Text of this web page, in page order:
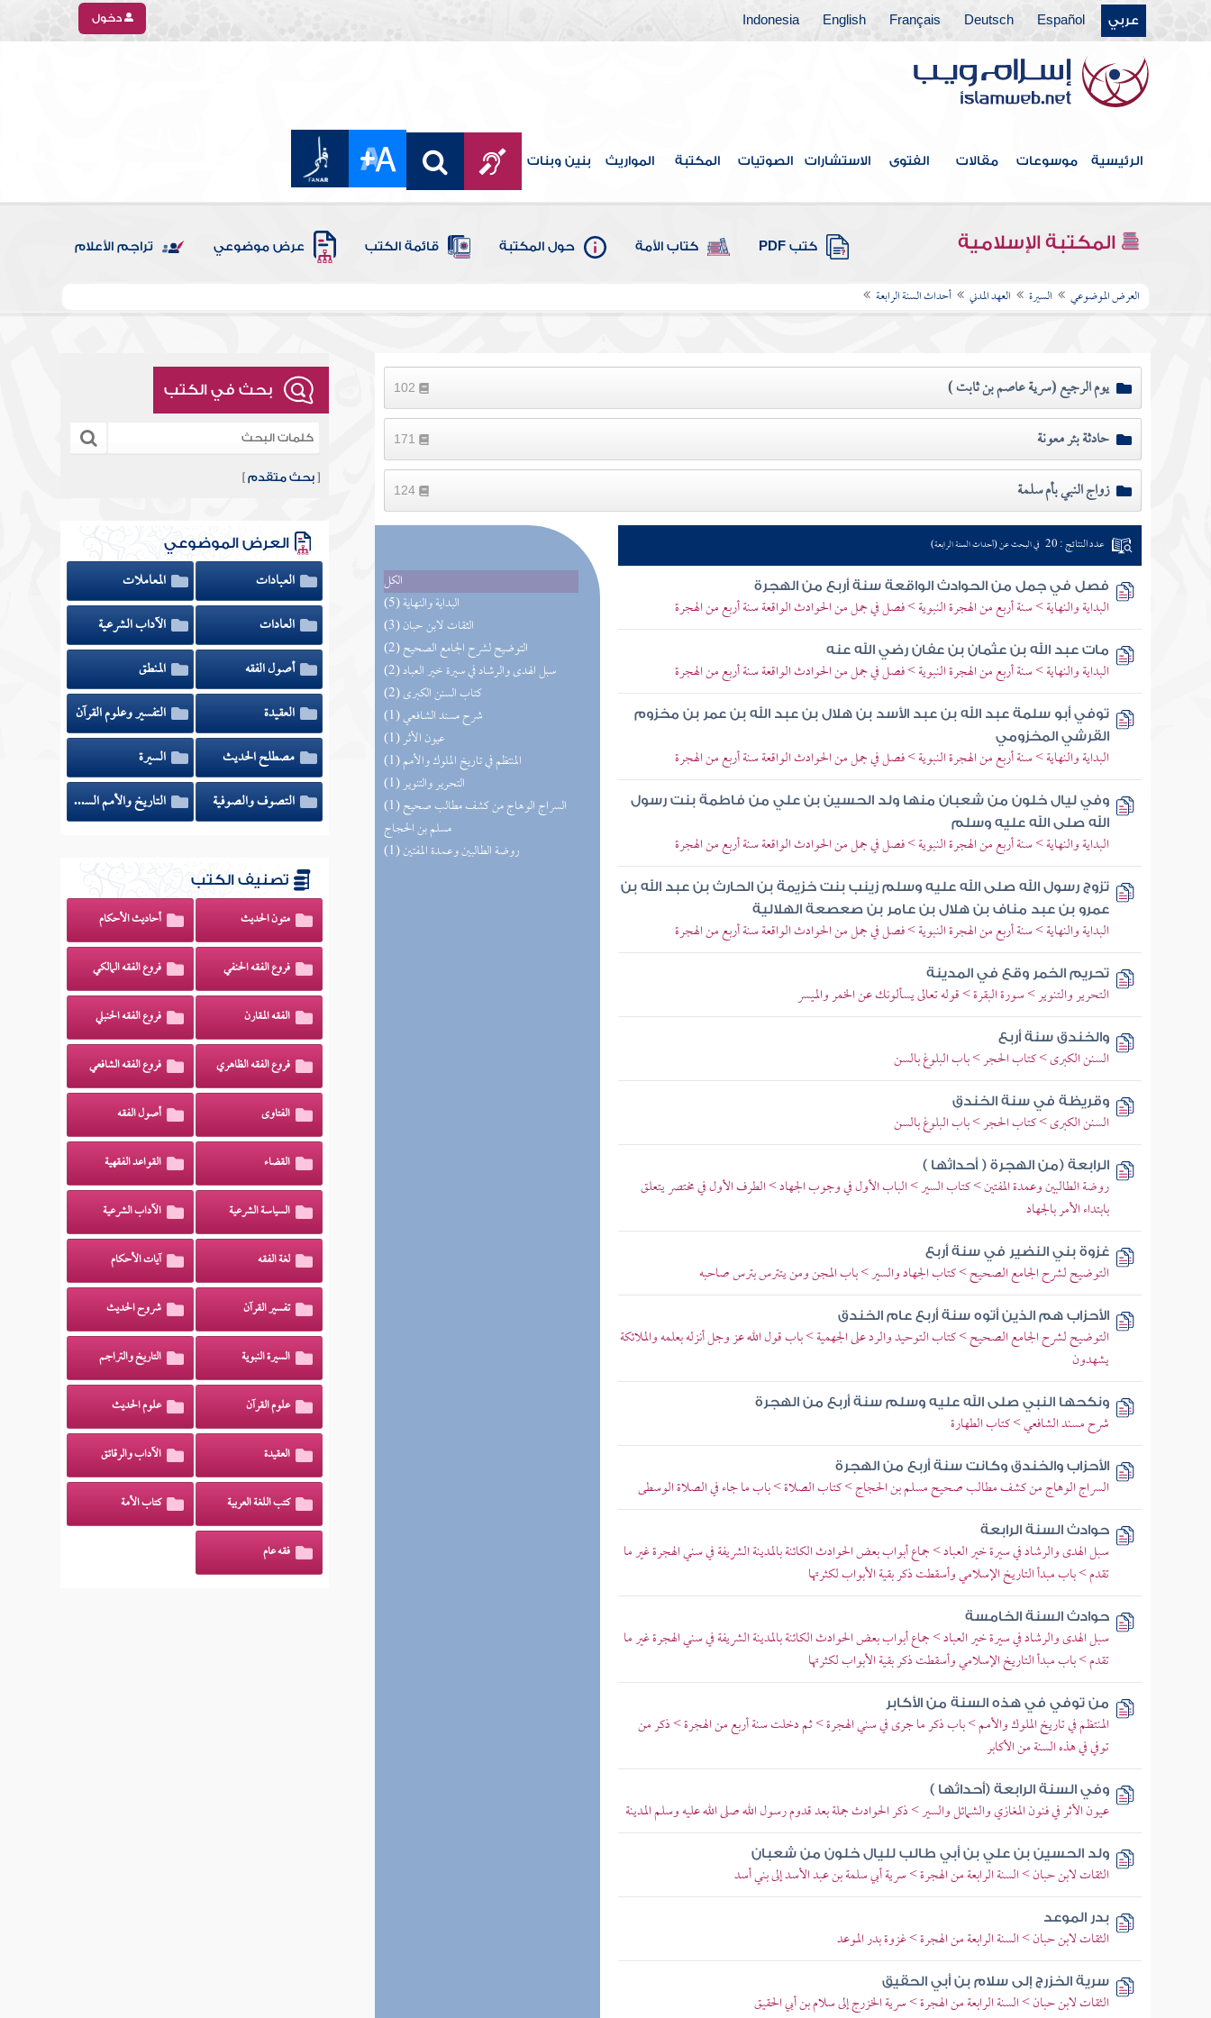
عربي Español
Deutsch
Français
English
Indonesia دخول
الرئيسية موسوعات مقالات الفتوى الاستشارات الصوتيات المكتبة المواريث بنين وبنات
المكتبة الإسلامية كتب PDF كتاب الأمة حول المكتبة قائمة الكتب عرض موضوعي تراجم الأعلام
العرض الموضوعي السيرة العهد المدني أحداث السنة الرابعة
يوم الرجيع (سرية عاصم بن ثابت )
حادثة بئر معونة
زواج النبي بأم سلمة 124
الكل
(5) البداية والنهاية
(3) الثقات لابن حبان
(2) التوضيح لشرح الجامع الصحيح
(2) سبل الهدى والرشاد في سيرة خير العباد
(2) كتاب السنن الكبرى
(1) شرح مسند الشافعي
(1) عيون الأثر
(1) المنتظم في تاريخ الملوك والأمم
(1) التحرير والتنوير
(1) السراج الوهاج من كشف مطالب صحيح
مسلم بن الحجاج
(1) روضة الطالبين وعمدة المفتين
عدد النتائج : 20 في البحث عن (أحداث السنة الرابعة)
فصل في جمل من الحوادث الواقعة سنة أربع من الهجرة
البداية والنهاية > سنة أربع من الهجرة النبوية > فصل في جمل من الحوادث الواقعة سنة أربع من الهجرة
مات عبد الله بن عثمان بن عفان رضي الله عنه
البداية والنهاية > سنة أربع من الهجرة النبوية > فصل في جمل من الحوادث الواقعة سنة أربع من الهجرة
توفي أبو سلمة عبد الله بن عبد الأسد بن هلال بن عبد الله بن عمر بن مخزوم
القرشي المخزومي
البداية والنهاية > سنة أربع من الهجرة النبوية > فصل في جمل من الحوادث الواقعة سنة أربع من الهجرة
وفي ليال خلون من شعبان منها ولد الحسين بن علي من فاطمة بنت رسول
الله صلى الله عليه وسلم
البداية والنهاية > سنة أربع من الهجرة النبوية > فصل في جمل من الحوادث الواقعة سنة أربع من الهجرة
تزوج رسول الله صلى الله عليه وسلم زينب بنت خزيمة بن الحارث بن عبد الله بن
عمرو بن عبد مناف بن هلال بن عامر بن صعصعة الهلالية
البداية والنهاية > سنة أربع من الهجرة النبوية > فصل في جمل من الحوادث الواقعة سنة أربع من الهجرة
تحريم الخمر وقع في المدينة
التحرير والتنوير > سورة البقرة > قوله تعالى يسألونك عن الخمر والميسر
والخندق سنة أربع
السنن الكبرى > كتاب الحجر > باب البلوغ بالسن
وقريظة في سنة الخندق
السنن الكبرى > كتاب الحجر > باب البلوغ بالسن
الرابعة (من الهجرة ( أحداثها )
روضة الطالبين وعمدة المفتين > كتاب السير > الباب الأول في وجوب الجهاد > الطرف الأول في مختصر يتعلق
بابتداء الأمر بالجهاد
غزوة بني النضير في سنة أربع
التوضيح لشرح الجامع الصحيح > كتاب الجهاد والسير > باب المجن ومن يتترس بترس صاحبه
الأحزاب هم الذين أتوه سنة أربع عام الخندق
التوضيح لشرح الجامع الصحيح > كتاب التوحيد والرد على الجهمية > باب قول الله عز وجل أنزله بعلمه والملائكة
يشهدون
ونكحها النبي صلى الله عليه وسلم سنة أربع من الهجرة
شرح مسند الشافعي > كتاب الطهارة
الأحزاب والخندق وكانت سنة أربع من الهجرة
السراج الوهاج من كشف مطالب صحيح مسلم بن الحجاج > كتاب الصلاة > باب ما جاء في الصلاة الوسطى
حوادث السنة الرابعة
سبل الهدى والرشاد في سيرة خير العباد > جماع أبواب بعض الحوادث الكائنة بالمدينة الشريفة في سني الهجرة غير ما
تقدم > باب مبدأ التاريخ الإسلامي وأسقطت ذكر بقية الأبواب لكثرتها
حوادث السنة الخامسة
سبل الهدى والرشاد في سيرة خير العباد > جماع أبواب بعض الحوادث الكائنة بالمدينة الشريفة في سني الهجرة غير ما
تقدم > باب مبدأ التاريخ الإسلامي وأسقطت ذكر بقية الأبواب لكثرتها
من توفي في هذه السنة من الأكابر
المنتظم في تاريخ الملوك والأمم > باب ذكر ما جرى في سني الهجرة > ثم دخلت سنة أربع من الهجرة > ذكر من
توفي في هذه السنة من الأكابر
وفي السنة الرابعة (أحداثها )
عيون الأثر في فنون المغازي والشمائل والسير > ذكر الحوادث جملة بعد قدوم رسول الله صلى الله عليه وسلم المدينة
ولد الحسين بن علي بن أبي طالب لليال خلون من شعبان
الثقات لابن حبان > السنة الرابعة من الهجرة > سرية أبي سلمة بن عبد الأسد إلى بني أسد
بدر الموعد
الثقات لابن حبان > السنة الرابعة من الهجرة > غزوة بدر الموعد
سرية الخزرج إلى سلام بن أبي الحقيق
الثقات لابن حبان > السنة الرابعة من الهجرة > سرية الخزرج إلى سلام بن أبي الحقيق
بحث في الكتب
[بحث متقدم ]
العرض الموضوعي
العبادات
المعاملات
العادات
الآداب الشرعية
أصول الفقه
المنطق
العقيدة
التفسير وعلوم القرآن
مصطلح الحديث
السيرة
التصوف والصوفية
التاريخ والأمم السابقة
تصنيف الكتب
متون الحديث أحاديث الأحكام
فروع الفقه الحنفي فروع الفقه المالكي
الفقه المقارن فروع الفقه الحنبلي
فروع الفقه الظاهري فروع الفقه الشافعي
الفتاوى أصول الفقه
القضاء القواعد الفقهية
السياسة الشرعية الآداب الشرعية
لغة الفقه آيات الأحكام
تفسير القرآن شروح الحديث
السيرة النبوية التاريخ والتراجم
علوم القرآن علوم الحديث
العقيدة الآداب والرقائق
كتب اللغة العربية كتاب الأمة
فقه عام